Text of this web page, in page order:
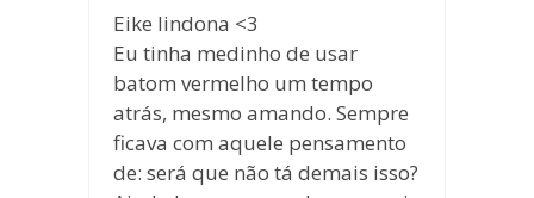
Eike lindona <3
Eu tinha medinho de usar
batom vermelho um tempo
atrás, mesmo amando. Sempre
ficava com aquele pensamento
de: será que não tá demais isso?